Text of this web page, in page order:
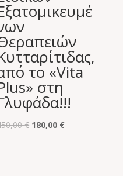
το «Vita
στη
€ Original
180,00 €